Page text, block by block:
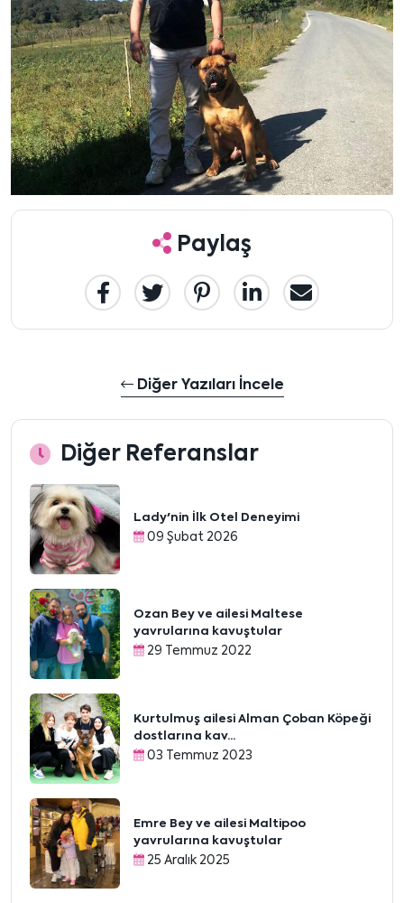
Paylaş
Diğer Yazıları İncele
Diğer Referanslar
Lady'nin İlk Otel Deneyimi
09 Şubat 2026
Ozan Bey ve ailesi Maltese
yavrularına kavuştular
29 Temmuz 2022
Kurtulmuş ailesi Alman Çoban Köpeği
dostlarına kav...
03 Temmuz 2023
Emre Bey ve ailesi Maltipoo
yavrularına kavuştular
25 Aralık 2025